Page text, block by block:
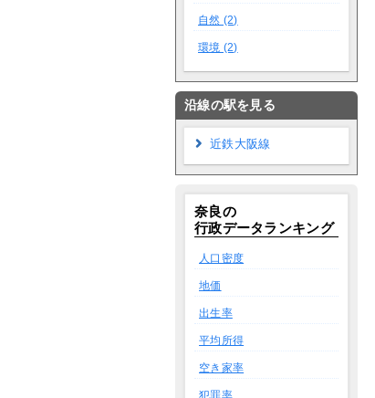
自然 (2)
環境 (2)
沿線の駅を見る
近鉄大阪線
奈良の
行政データランキング
人口密度
地価
出生率
平均所得
空き家率
犯罪率